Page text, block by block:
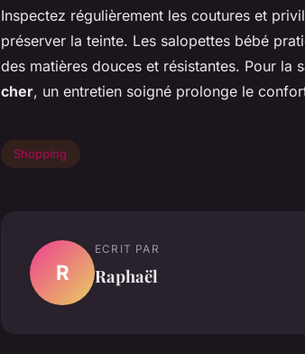
Inspectez régulièrement les coutures et
préserver la teinte. Les salopettes bébé
des matières douces et résistantes. Pour la
cher, un entretien soigné prolonge le
Shopping
R
ECRIT PAR
Raphaël